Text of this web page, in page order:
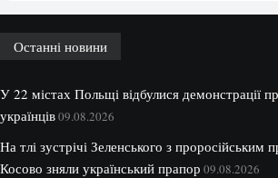
Останні новини
У 22 містах Польщі відбулися демонстрації
українців09.08.2026
На тлі зустрічі Зеленського з проросійським
Косово зняли український прапор 09.08.2026